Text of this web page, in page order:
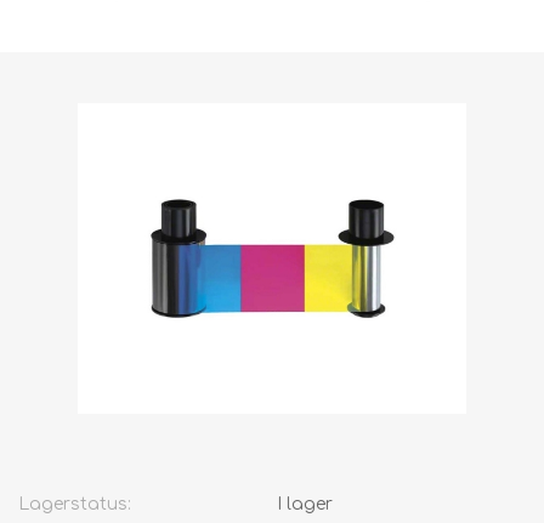
Lagerstatus: I lager